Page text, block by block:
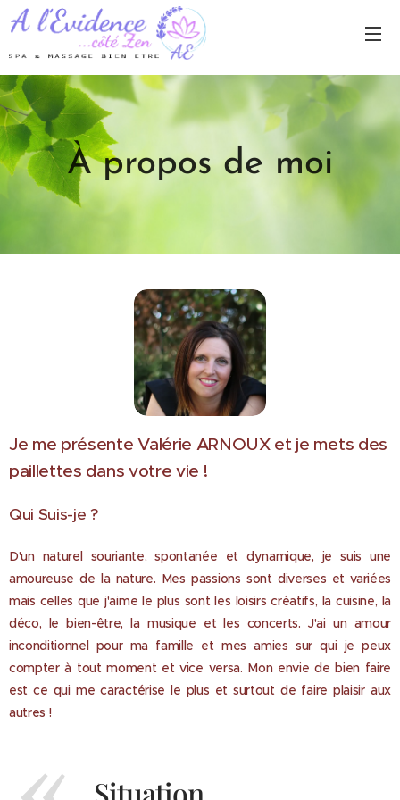
À propos de moi
Je me présente Valérie ARNOUX et je mets des
paillettes dans votre vie !
Qui Suis-je ?
D'un naturel souriante, spontanée et dynamique, je suis une
amoureuse de la nature. Mes passions sont diverses et variées
mais celles que j'aime le plus sont les loisirs créatifs, la cuisine, la
déco, le bien-être, la musique et les concerts. J'ai un amour
inconditionnel pour ma famille et mes amies sur qui je peux
compter à tout moment et vice versa. Mon envie de bien faire
est ce qui me caractérise le plus et surtout de faire plaisir aux
autres !